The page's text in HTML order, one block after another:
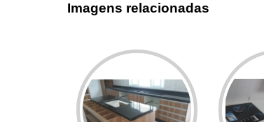
Imagens relacionadas